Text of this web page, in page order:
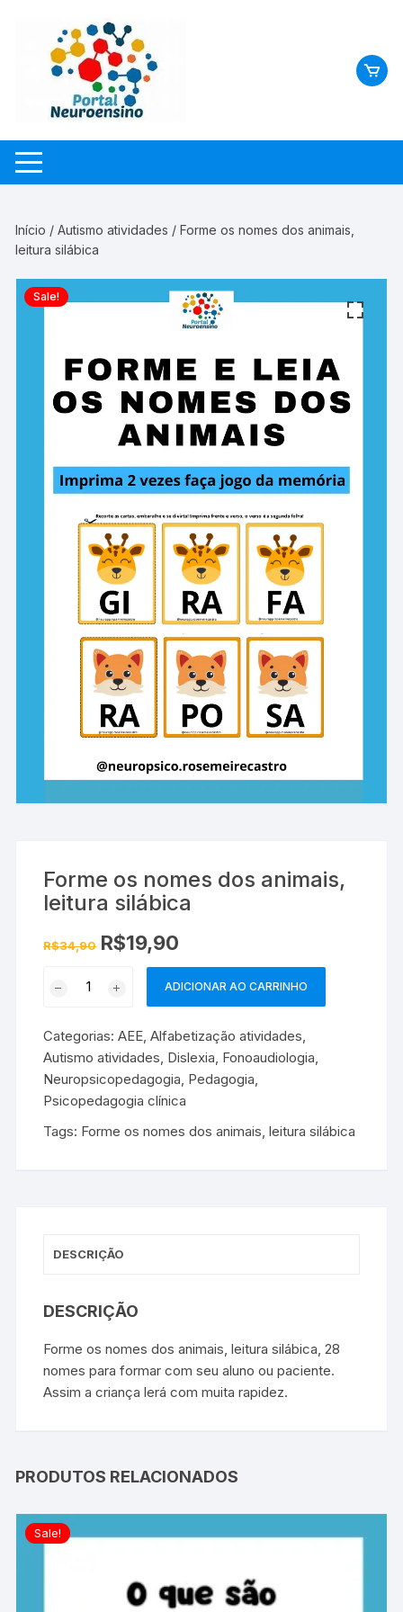
Início /Autismo atividades / Forme os nomes dos animais,
leitura silábica
Sale!
Forme os nomes dos animais,
leitura silábica
R$34,90 O
preço
R$34,90.
R$19,90
atual
é:
R$19,90.
dos
animais,
leitura
silábica
quantidade
ADICIONAR AO CARRINHO
Categorias:AEE ,Alfabetização atividades
Autismo atividades Dislexia Fonoaudiologia
Neuropsicopedagogia Pedagogia
Psicopedagogia clínica
Tags: Forme os nomes dos animais ,leitura silábica
DESCRIÇÃO
DESCRIÇÃO
Forme os nomes dos animais, leitura silábica, 28
nomes para formar com seu aluno ou paciente.
Assim a criança lerá com muita rapidez.
PRODUTOS RELACIONADOS
Sale!